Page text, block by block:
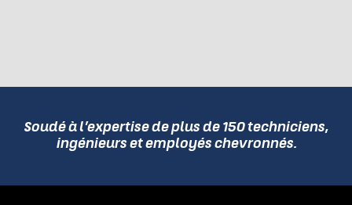
Soudé à l’expertise de plus de 150 techniciens,
ingénieurs et employés chevronnés.